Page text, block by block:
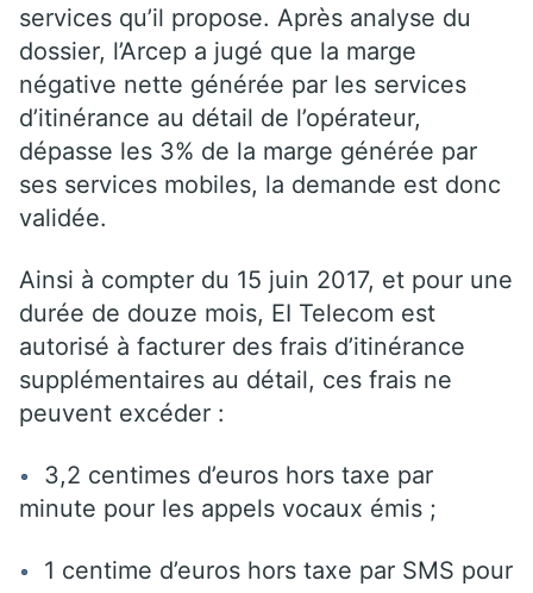
services qu’il propose. Après analyse du
dossier, l’Arcep a jugé que la marge
négative nette générée par les services
d’itinérance au détail de l’opérateur,
dépasse les 3% de la marge générée par
ses services mobiles, la demande est donc
validée.
Ainsi à compter du 15 juin 2017, et pour une
durée de douze mois, EI Telecom est
autorisé à facturer des frais d’itinérance
supplémentaires au détail, ces frais ne
peuvent excéder :
3,2 centimes d’euros hors taxe par
minute pour les appels vocaux émis ;
1 centime d’euros hors taxe par SMS pour